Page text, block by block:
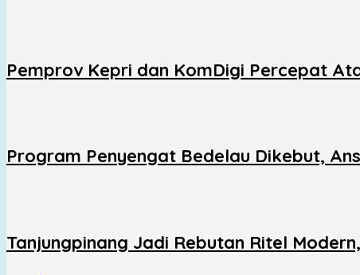
Pemprov Kepri dan KomDigi Percepat
Program Penyengat Bedelau Dikebut,
Tanjungpinang Jadi Rebutan Ritel